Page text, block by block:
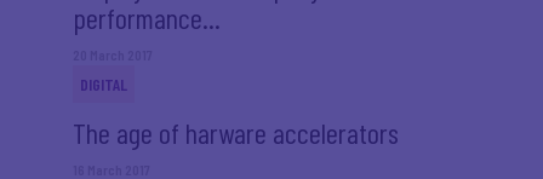
performance...
DIGITAL
The age of harware accelerators